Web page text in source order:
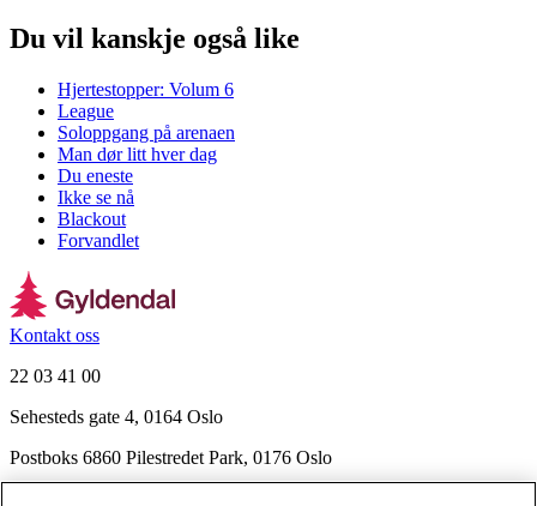
Du vil kanskje også like
Hjertestopper: Volum 6
League
Soloppgang på arenaen
Man dør litt hver dag
Du eneste
Ikke se nå
Blackout
Forvandlet
Kontakt oss
22 03 41 00
Sehesteds gate 4, 0164 Oslo
Postboks 6860 Pilestredet Park, 0176 Oslo